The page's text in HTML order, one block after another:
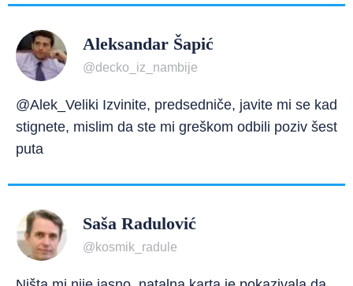
Aleksandar Šapić
@decko_iz_nambije
@Alek_Veliki Izvinite, predsedniče, javite mi se kad
stignete, mislim da ste mi greškom odbili poziv šest
puta
Saša Radulović
@kosmik_radule